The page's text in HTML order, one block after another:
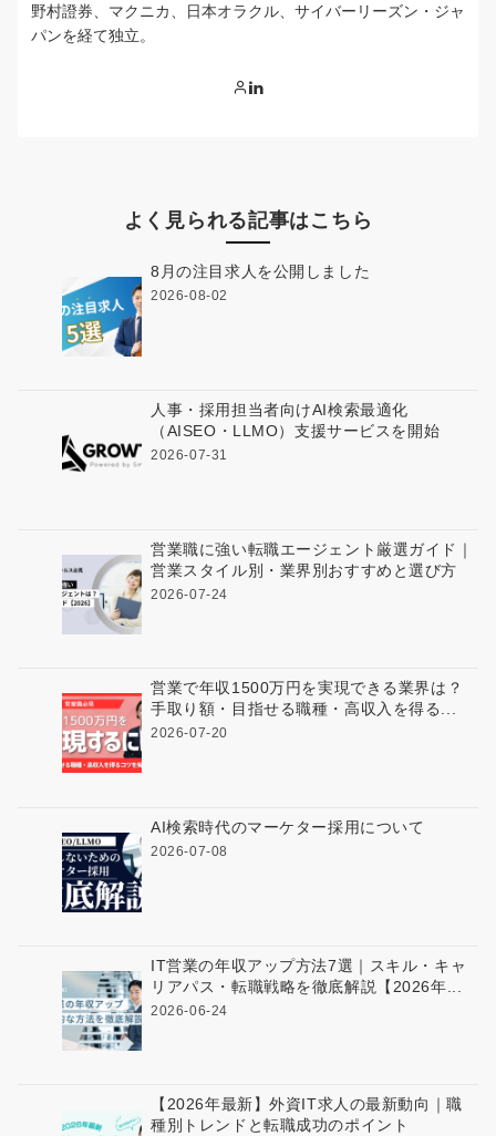
野村證券、マクニカ、日本オラクル、サイバーリーズン・ジャ
パンを経て独立。
よく見られる記事はこちら
8月の注目求人を公開しました
2026-08-02
人事・採用担当者向けAI検索最適化
（AISEO・LLMO）支援サービスを開始
2026-07-31
営業職に強い転職エージェント厳選ガイド｜
営業スタイル別・業界別おすすめと選び方
2026-07-24
営業で年収1500万円を実現できる業界は？
手取り額・目指せる職種・高収入を得る...
2026-07-20
AI検索時代のマーケター採用について
2026-07-08
IT営業の年収アップ方法7選｜スキル・キャ
リアパス・転職戦略を徹底解説【2026年...
2026-06-24
【2026年最新】外資IT求人の最新動向｜職
種別トレンドと転職成功のポイント